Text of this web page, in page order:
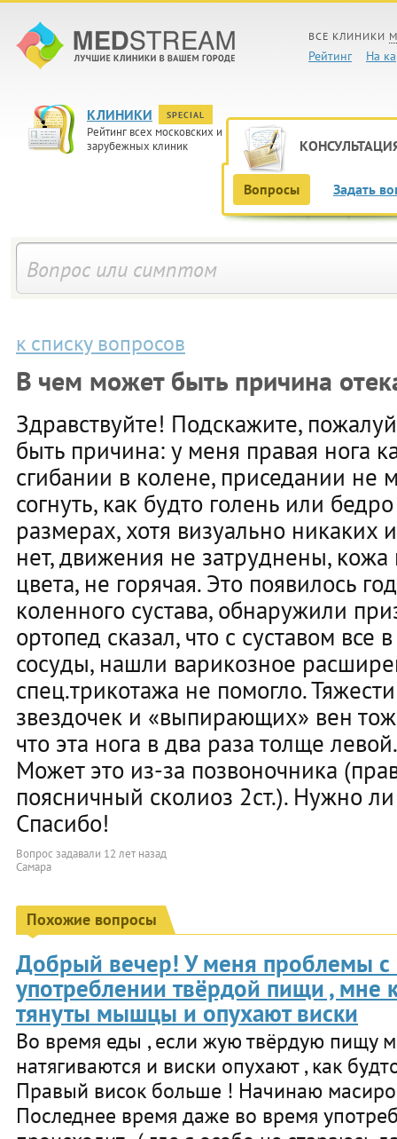
ВСЕ КЛИНИКИ
Рейтинг На
КЛИНИКИ SPECIAL
Рейтинг всех московских и
зарубежных клиник
Вопросы Задать
к списку вопросов
В чем может быть причина
Здравствуйте! Подскажите,
быть причина: у меня правая нога
сгибании в колене, приседании не
согнуть, как будто голень или
размерах, хотя визуально никаких
нет, движения не затруднены,
цвета, не горячая. Это появилось
коленного сустава, обнаружили
ортопед сказал, что с суставом все
сосуды, нашли варикозное
спец.трикотажа не помогло.
звездочек и «выпирающих» вен
что эта нога в два раза толще
Может это из-за позвоночника
поясничный сколиоз 2ст.). Нужно
Спасибо!
Вопрос задавали 12 лет назад
Самара
Похожие вопросы
Добрый вечер! У меня проблемы с
употреблении твёрдой пищи , мне
тянуты мышцы и опухают виски
Во время еды , если жую твёрдую пищу
натягиваются и виски опухают , как
Правый висок больше ! Начинаю
Последнее время даже во время